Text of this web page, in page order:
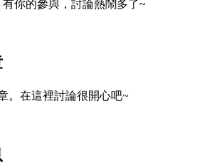
有你的參與，討論熱鬧多了~
。在這裡討論很開心吧~